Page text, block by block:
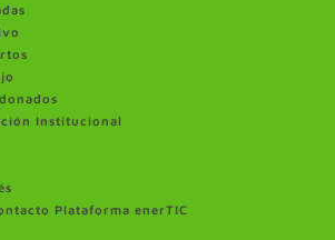
Institucional
Plataforma enerTIC